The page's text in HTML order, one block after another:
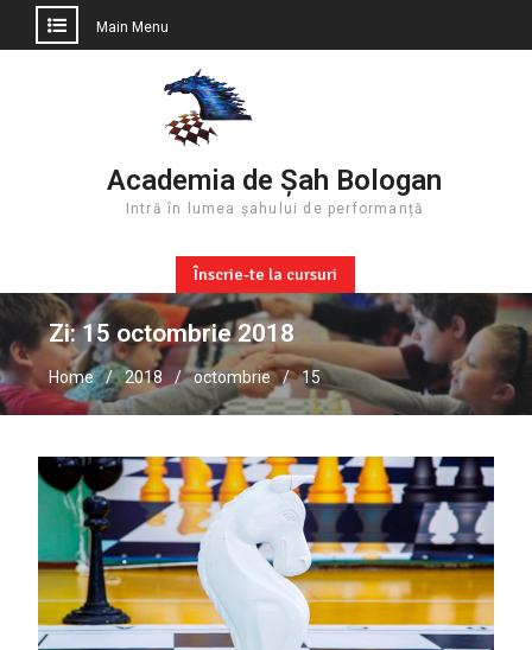
Main Menu
Academia de Șah Bologan
Intră în lumea șahului de performanță
Înscrie-te la cursuri
Zi:15 octombrie 2018
Home 2018 octombrie 15